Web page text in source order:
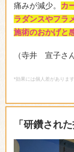
痛みが減少。
カ
ラダンスやフラ
施術のおかげと
（寺井 宣子さん
*効果には個人差があります
「研鑽され